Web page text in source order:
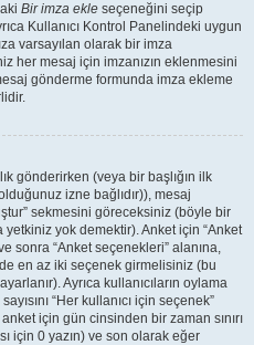
Bir imza ekle seçeneğini seçip
Kullanıcı Kontrol Panelindeki uygun
varsayılan olarak bir imza
her mesaj için imzanızın eklenmesini
gönderme formunda imza ekleme
gönderirken (veya bir başlığın ilk
izne bağlıdır)), mesaj
sekmesini göreceksiniz (böyle bir
yok demektir). Anket için “Anket
sonra “Anket seçenekleri” alanına,
en az iki seçenek girmelisiniz (bu
Ayrıca kullanıcıların oylama
“Her kullanıcı için seçenek”
için gün cinsinden bir zaman sınırı
için 0 yazın) ve son olarak eğer